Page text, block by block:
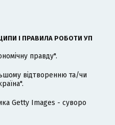
І ПРАВИЛА РОБОТИ УП
правду".
відтворенню та/чи
Getty Images - суворо